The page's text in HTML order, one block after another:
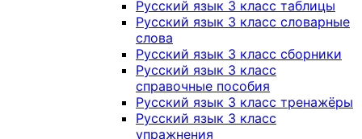
Русский язык 3 класс таблицы
Русский язык 3 класс словарные
слова
Русский язык 3 класс сборники
Русский язык 3 класс
справочные пособия
Русский язык 3 класс тренажёры
Русский язык 3 класс
упражнения